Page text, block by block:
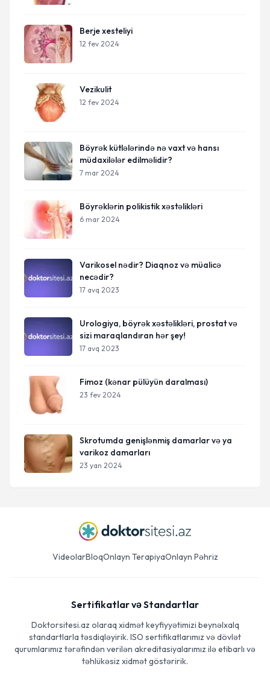
Berje xesteliyi
12 fev 2024
Vezikulit
12 fev 2024
Böyrək kütlələrində nə vaxt və hansı
müdaxilələr edilməlidir?
7 mar 2024
Böyrəklərin polikistik xəstəlikləri
6 mar 2024
Varikosel nədir? Diaqnoz və müalicə
necədir?
17 avq 2023
Urologiya, böyrək xəstəlikləri, prostat və
sizi maraqlandıran hər şey!
17 avq 2023
Fimoz (kənar pülüyün daralması)
23 fev 2024
Skrotumda genişlənmiş damarlar və ya
varikoz damarları
23 yan 2024
VideolarBloqOnlayn TerapiyaOnlayn Pəhriz
Sertifikatlar və Standartlar
Doktorsitesi.az olaraq xidmət keyfiyyətimizi beynəlxalq
standartlarla təsdiqləyirik. ISO sertifikatlarımız və dövlət
qurumlarımız tərəfindən verilən akreditasiyalarımız ilə etibarlı və
təhlükəsiz xidmət göstəririk.